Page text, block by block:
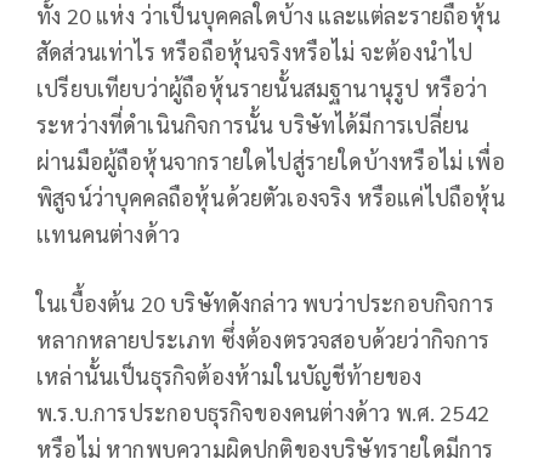
ทั้ง 20 แห่ง ว่าเป็นบุคคลใดบ้าง และแต่ละรายถือหุ้น
สัดส่วนเท่าไร หรือถือหุ้นจริงหรือไม่ จะต้องนำไป
เปรียบเทียบว่าผู้ถือหุ้นรายนั้นสมฐานานุรูป หรือว่า
ระหว่างที่ดำเนินกิจการนั้น บริษัทได้มีการเปลี่ยน
ผ่านมือผู้ถือหุ้นจากรายใดไปสู่รายใดบ้างหรือไม่ เพื่อ
พิสูจน์ว่าบุคคลถือหุ้นด้วยตัวเองจริง หรือแค่ไปถือหุ้น
เเทนคนต่างด้าว
ในเบื้องต้น 20 บริษัทดังกล่าว พบว่าประกอบกิจการ
หลากหลายประเภท ซึ่งต้องตรวจสอบด้วยว่ากิจการ
เหล่านั้นเป็นธุรกิจต้องห้ามในบัญชีท้ายของ
พ.ร.บ.การประกอบธุรกิจของคนต่างด้าว พ.ศ. 2542
หรือไม่ หากพบความผิดปกติของบริษัทรายใดมีการ